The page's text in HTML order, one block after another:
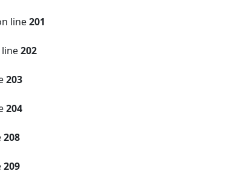
line201
202
203
204
208
209